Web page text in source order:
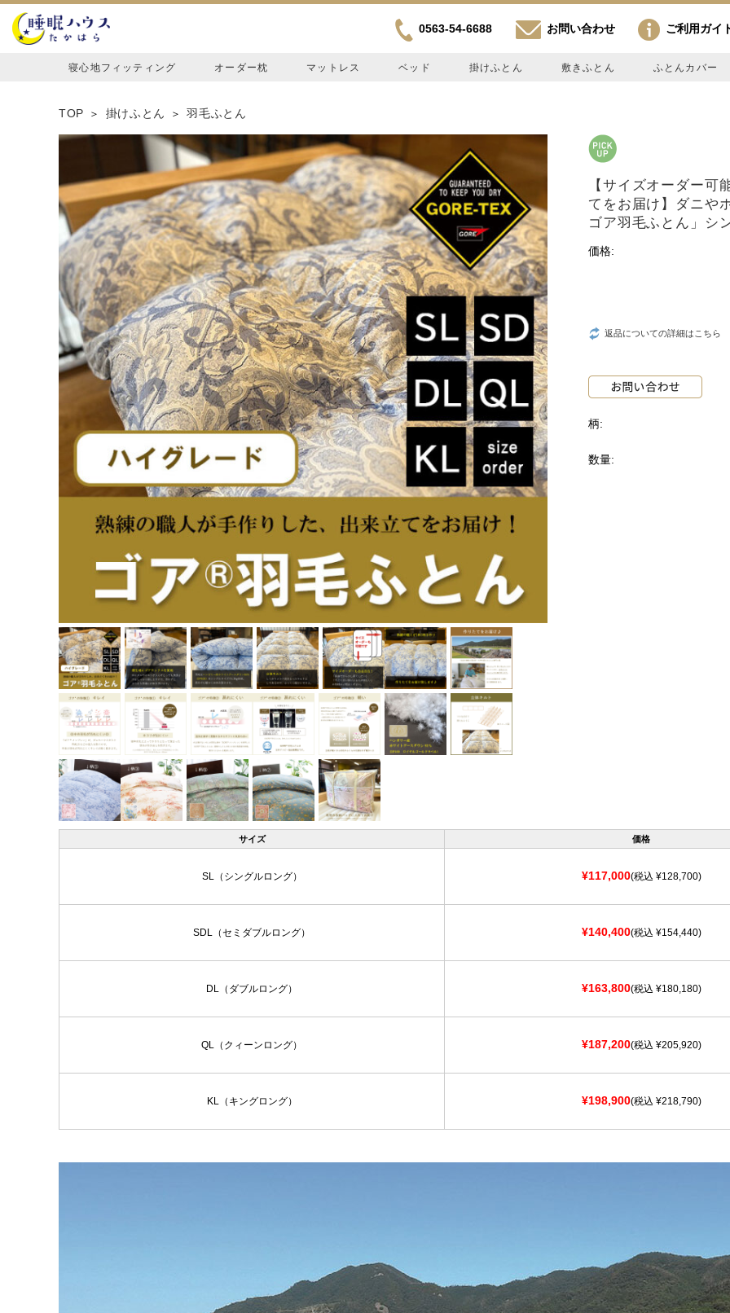
0563-54-6688 お問い合わせ ご利用ガイ
寝心地フィッティング オーダー枕 マットレス ベッド 掛けふとん 敷きふとん ふとんカバー
TOP 掛けふとん 羽毛ふとん
【サイズオーダー可
てをお届け】ダニや
ゴア羽毛ふとん」シ
価格:
返品についての詳細はこちら
柄:
数量:
サイズ 価格
SL（シングルロング） ¥117,000(税込 ¥128,700)
SDL（セミダブルロング） ¥140,400(税込 ¥154,440)
DL（ダブルロング） ¥163,800(税込 ¥180,180)
QL（クィーンロング） ¥187,200(税込 ¥205,920)
KL（キングロング） ¥198,900(税込 ¥218,790)